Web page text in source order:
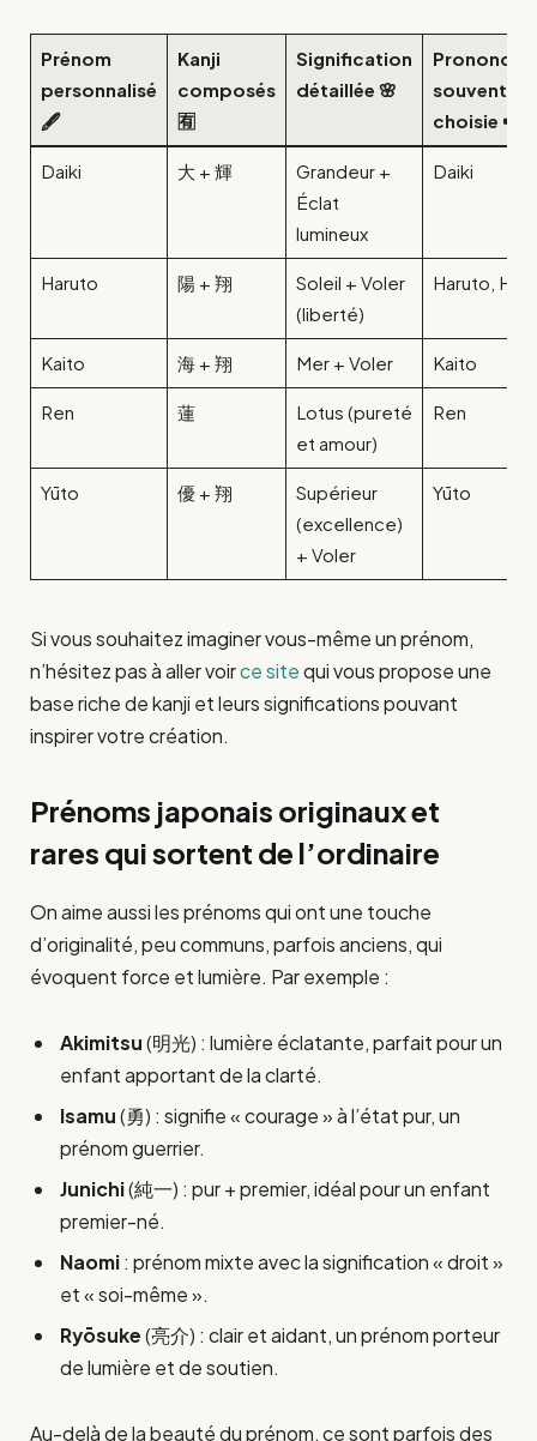
Prénom
personnalisé
🖋️
Kanji
composés
🈶
Signification
détaillée 🌸
souvent
choisie 🔊
Daiki 大 + 輝
Grandeur +
Éclat
lumineux
Daiki
Haruto 陽 + 翔
Soleil + Voler
(liberté)
Haruto,
Kaito 海 + 翔 Mer + Voler Kaito
Ren 蓮
Lotus (pureté
et amour)
Ren
Yūto 優 + 翔
Supérieur
(excellence)
+ Voler
Yūto
Si vous souhaitez imaginer vous-même un prénom,
n’hésitez pas à aller voirce sitequi vous propose une
base riche de kanji et leurs significations pouvant
inspirer votre création.
Prénoms japonais originaux et
rares qui sortent de l’ordinaire
On aime aussi les prénoms qui ont une touche
d’originalité, peu communs, parfois anciens, qui
évoquent force et lumière. Par exemple :
Akimitsu(明光) : lumière éclatante, parfait pour un
enfant apportant de la clarté.
Isamu(勇) : signifie « courage » à l’état pur, un
prénom guerrier.
Junichi(純一) : pur + premier, idéal pour un enfant
premier-né.
Naomi: prénom mixte avec la signification « droit »
et « soi-même ».
Ryōsuke(亮介) : clair et aidant, un prénom porteur
de lumière et de soutien.
Au-delà de la beauté du prénom, ce sont parfois des